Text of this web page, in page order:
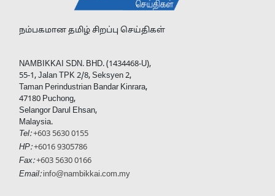
நம்பகமான தமிழ் சிறப்பு செய்திகள்
NAMBIKKAI SDN. BHD. (1434468-U),
55-1, Jalan TPK 2/8, Seksyen 2,
Taman Perindustrian Bandar Kinrara,
47180 Puchong,
Selangor Darul Ehsan,
Malaysia.
Tel:+603 5630 0155
HP:+6016 9305786
Fax: +603 5630 0166
Email: info@nambikkai.com.my